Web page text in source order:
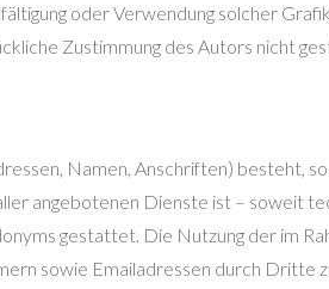
oder Verwendung solcher
Zustimmung des Autors nicht
Namen, Anschriften) besteht,
angebotenen Dienste ist – soweit
gestattet. Die Nutzung der im
sowie Emailadressen durch Dritte